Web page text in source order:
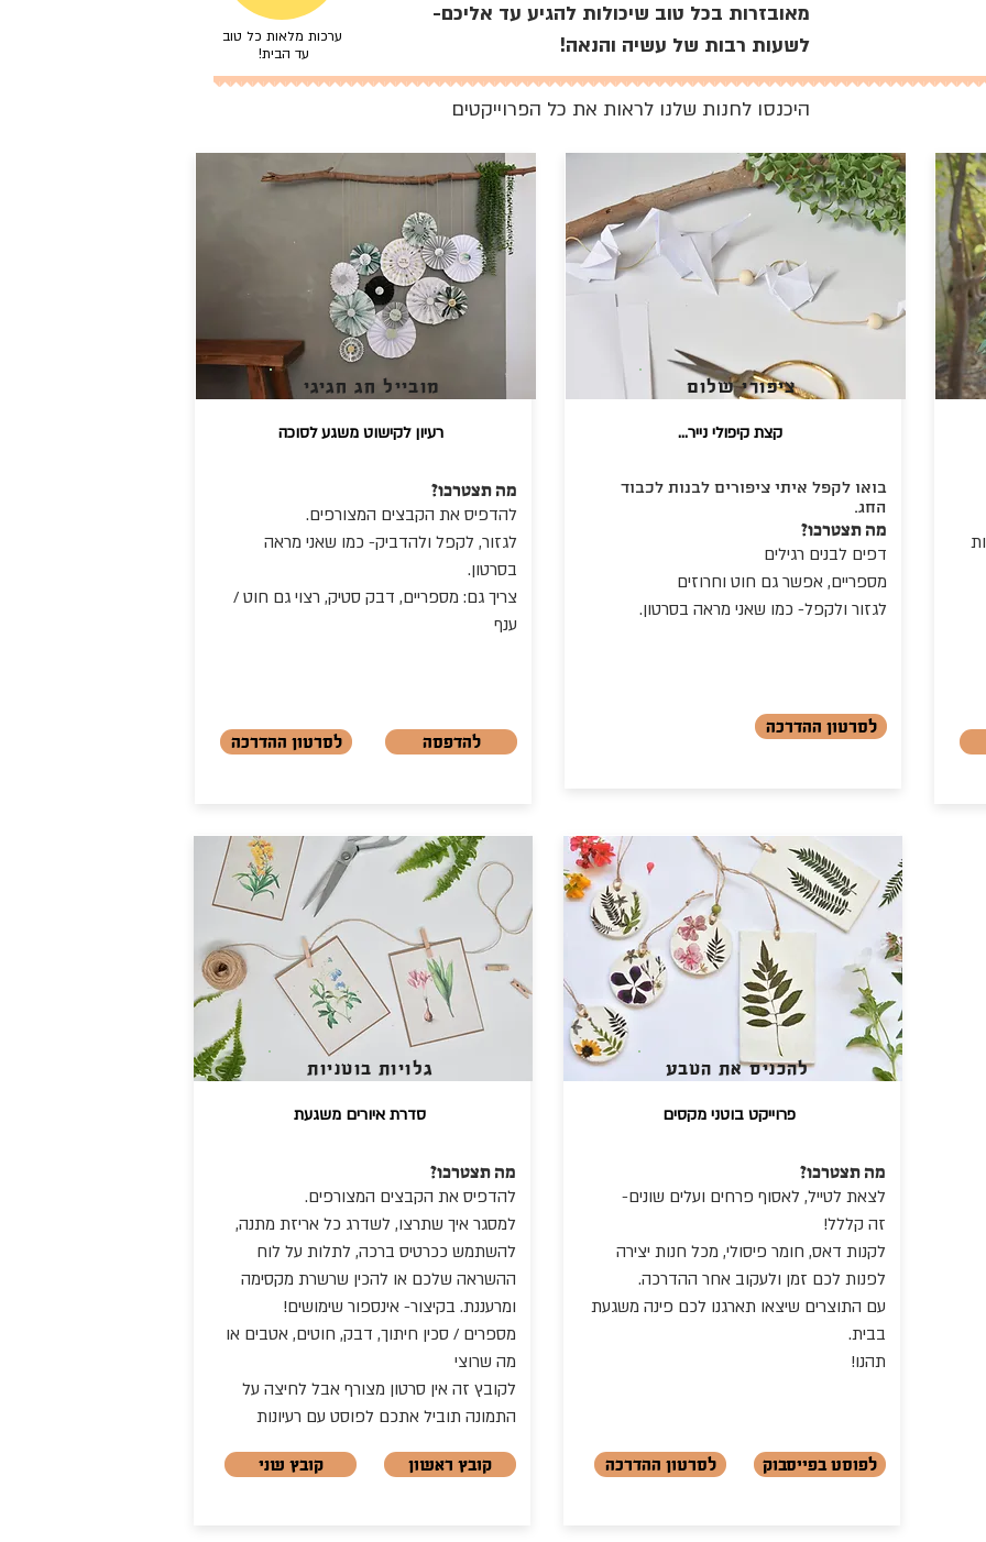
מאובזרות בכל טוב שיכולות להגיע עד אליכם-
לשעות רבות של עשיה והנאה!
היכנסו לחנות שלנו לראות את כל הפרוייקטים
ערכות מלאות כל טוב
עד הבית!
מובייל חג חגיגי
רעיון לקישוט משגע לסוכה
מה תצטרכו?
להדפיס את הקבצים המצורפים.
לגזור, לקפל ולהדביק- כמו שאני מראה
בסרטון.
צריך גם: מספריים, דבק סטיק, רצוי גם חוט /
ענף
לסרטון ההדרכה להדפסה
ציפורי שלום
...קצת קיפולי נייר
בואו לקפל איתי ציפורים לבנות לכבוד
החג.
מה תצטרכו?
דפים לבנים רגילים
מספריים, אפשר גם חוט וחרוזים
לגזור ולקפל- כמו שאני מראה בסרטון.
לסרטון ההדרכה
גלויות בוטניות
סדרת איורים משגעת
מה תצטרכו?
להדפיס את הקבצים המצורפים.
למסגר איך שתרצו, לשדרג כל אריזת מתנה,
להשתמש ככרטיס ברכה, לתלות על לוח
ההשראה שלכם או להכין שרשרת מקסימה
ומרעננת. בקיצור- אינספור שימושים!
מספרים / סכין חיתוך, דבק, חוטים, אטבים או
מה שרוצי
לקובץ זה אין סרטון מצורף אבל לחיצה על
התמונה תוביל אתכם לפוסט עם רעיונות
קובץ שני קובץ ראשון
להכניס את הטבע
פרוייקט בוטני מקסים
מה תצטרכו?
לצאת לטייל, לאסוף פרחים ועלים שונים-
זה קללל!
לקנות דאס, חומר פיסולי, מכל חנות יצירה
לפנות לכם זמן ולעקוב אחר ההדרכה.
עם התוצרים שיצאו תארגנו לכם פינה משגעת
בבית.
תהנו!
לסרטון ההדרכה לפוסט בפייסבוק